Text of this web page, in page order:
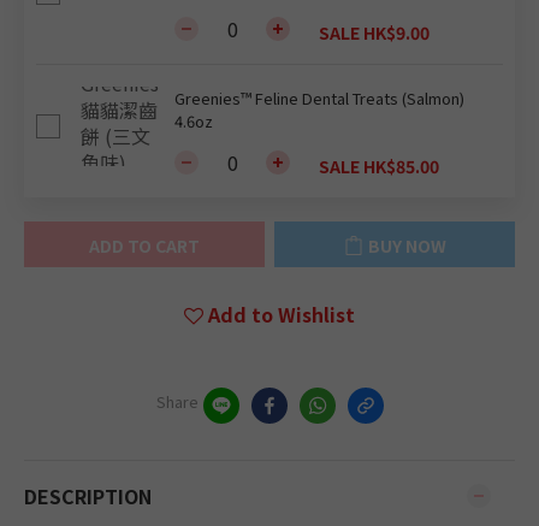
SALE HK$9.00
Greenies™ Feline Dental Treats (Salmon)
4.6oz
SALE HK$85.00
ADD TO CART BUY NOW
Add to Wishlist
Share
DESCRIPTION